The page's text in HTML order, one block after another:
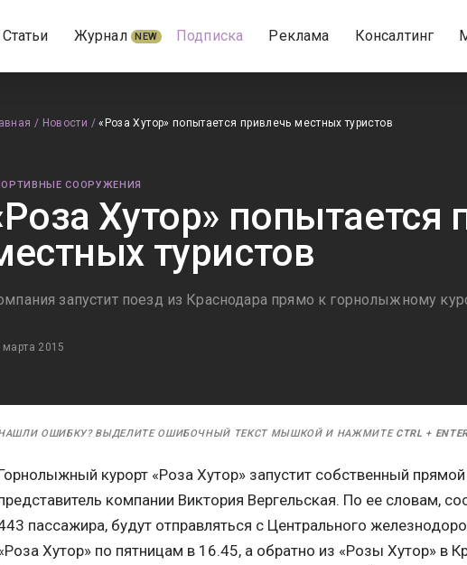
Статьи Журнал NEW Подписка Реклама Консалтинг
/ Новости / «Роза Хутор» попытается привлечь местных туристов
СООРУЖЕНИЯ
Хутор» попытается
туристов
запустит поезд из Краснодара прямо к горнолыжному
марта 2015
ОШИБКУ? ВЫДЕЛИТЕ ОШИБОЧНЫЙ ТЕКСТ МЫШКОЙ И НАЖМИТЕ CTRL +
курорт «Роза Хутор» запустит собственный
компании Виктория Вергельская. По ее словам,
пассажира, будут отправляться с Центрального
Хутор» по пятницам в 16.45, а обратно из «Розы Хутор» в